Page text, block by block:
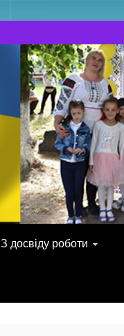
З досвіду роботи